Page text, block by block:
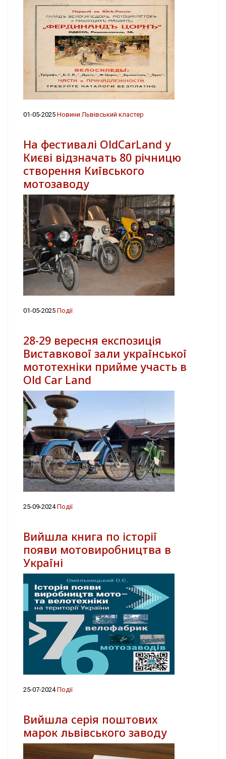
01-05-2025 Новини Львівський кластер
На фестивалі OldCarLand у
Києві відзначать 80 річницю
створення Київського
мотозаводу
01-05-2025 Події
28-29 вересня експозиція
Виставкової зали української
мототехніки прийме участь в
Old Car Land
25-09-2024Події
Вийшла книга по історії
появи мотовиробництва в
Україні
25-07-2024Події
Вийшла серія поштових
марок львівського заводу